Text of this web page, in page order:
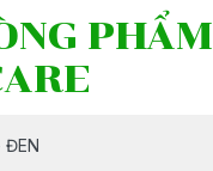
PHẨM
ĐEN